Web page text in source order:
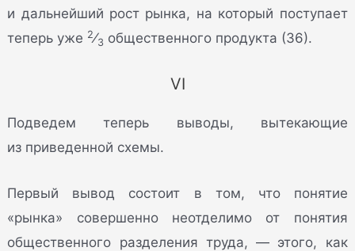
и дальнейший рост рынка, на который поступает
теперь уже 2⁄3 общественного продукта (36).
VI
Подведем теперь выводы, вытекающие
из приведенной схемы.
Первый вывод состоит в том, что понятие
«рынка» совершенно неотделимо от понятия
общественного разделения труда, — этого, как